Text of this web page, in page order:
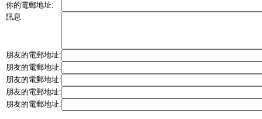
你的電郵地址:
訊息
朋友的電郵地址:
朋友的電郵地址:
朋友的電郵地址:
朋友的電郵地址:
朋友的電郵地址: